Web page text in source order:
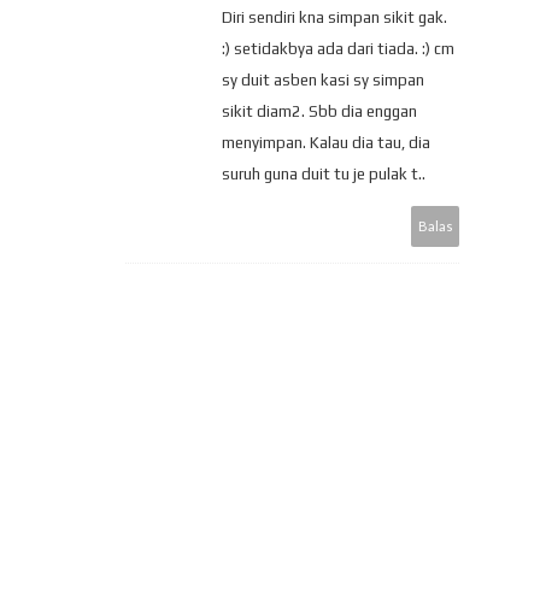
Diri sendiri kna simpan sikit gak.
:) setidakbya ada dari tiada. :) cm
sy duit asben kasi sy simpan
sikit diam2. Sbb dia enggan
menyimpan. Kalau dia tau, dia
suruh guna duit tu je pulak t..
Balas